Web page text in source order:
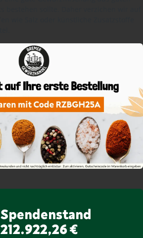
Spendenstand
212.922,26 €